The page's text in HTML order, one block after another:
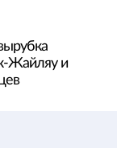
Жайляу и